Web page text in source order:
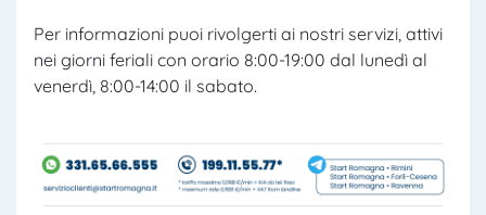
Per informazioni puoi rivolgerti ai nostri servizi, attivi
nei giorni feriali con orario 8:00-19:00 dal lunedì al
venerdì, 8:00-14:00 il sabato.